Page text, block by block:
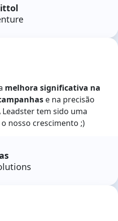
melhora significativa na
e na precisão
Leadster tem sido uma
nosso crescimento ;)